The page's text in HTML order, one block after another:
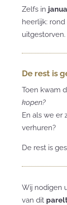
Zelfs in
heerlijk:
uitgestorven.
De rest is
Toen kwam
kopen?
En als we er
verhuren?
De rest is
Wij nodigen
van dit